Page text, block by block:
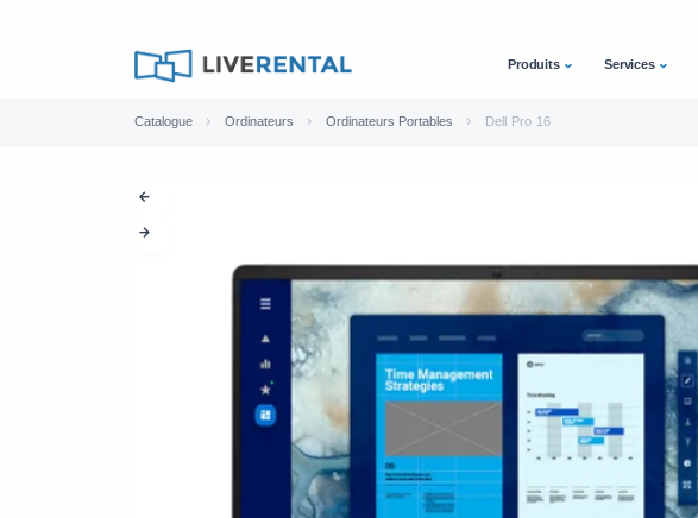
Produits Services
Catalogue Ordinateurs Ordinateurs Portables Dell Pro 16